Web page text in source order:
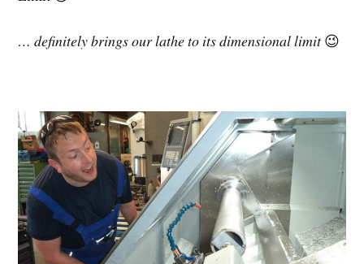
… definitely brings our lathe to its dimensional limit😉